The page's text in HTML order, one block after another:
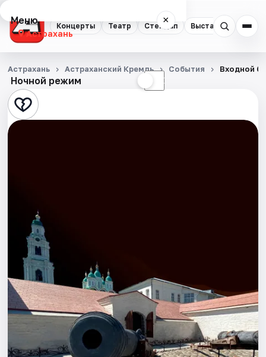
Концерты Театр Стендап Выставки
Меню ×
Астрахань
Концерты
Театр
Стендап
Спорт
События
Города
Площадки
Артисты
Ночной режим ☾
Астрахань Астраханский Кремль События Входной